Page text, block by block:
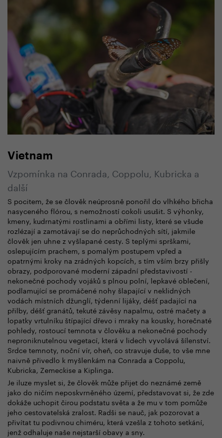
Vietnam
Vzpomínka na Conrada, Coppolu, Kubricka a
další
S pocitem, že se člověk neúprosně ponořil do vlhkého břicha
nasyceného flórou, s nemožností cokoli usušit. S výhonky,
kmeny, kudrnatými rostlinami a obřími listy, které se všude
rozlézají a zamotávají se do neprůchodných sítí, jakmile
člověk jen uhne z vyšlapané cesty. S teplými sprškami,
oslepujícím prachem, s pomalým postupem vpřed a
opatrnými kroky na zrádných kopcích, s tím vším brzy přišly
obrazy, podporované moderní západní představivostí -
nekonečné pochody vojáků s plnou polní, lepkavé oblečení,
podlamující se promáčené nohy šlapající v neklidných
vodách místních džunglí, týdenní lijáky, déšť padající na
přilby, déšť granátů, tekuté závěsy napalmu, ostré mačety a
lopatky vrtulníku štípající dřevo i mraky na kousky, horečnaté
pohledy, rostoucí temnota v člověku a nekonečné pochody
neproniknutelnou vegetací, která v lidech vyvolává šílenství.
Srdce temnoty, noční vír, oheň, co stravuje duše, to vše mne
naivně přivedlo k myšlenkám na Conrada a Coppolu,
Kubricka, Zemeckise a Kiplinga.
Je iluze myslet si, že člověk může přijet do neznámé země
jako do ničím neposkvrněného území, představovat si, že zde
dokáže uchopit čirou podstatu světa a že mu v tom pomůže
jeho cestovatelská zralost. Radši se nauč, jak pozorovat a
přivítat tu podivnou chiméru, která vzešla z tohoto setkání,
jenž odhaluje naše nejstarší obavy a sny.